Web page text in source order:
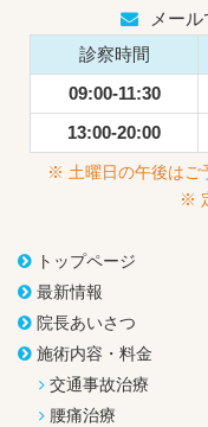
メー
診察時間
09:00-11:30
13:00-20:00
※ 土曜日の午後はご
※
トップページ
最新情報
院長あいさつ
施術内容・料金
交通事故治療
腰痛治療